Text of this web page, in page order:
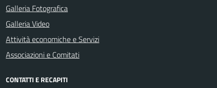
Galleria Fotografica
Galleria Video
Attività economiche e Servizi
Associazioni e Comitati
CONTATTI E RECAPITI